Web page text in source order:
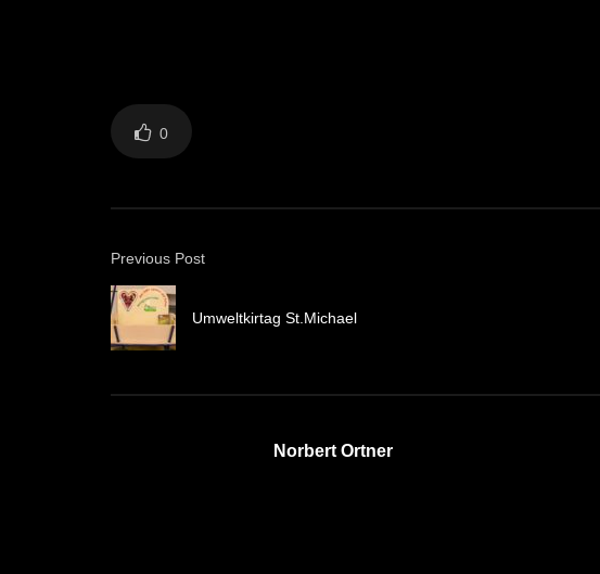
0
Previous Post
Umweltkirtag St.Michael
Norbert Ortner